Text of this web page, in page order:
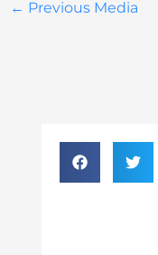
← Previous Media